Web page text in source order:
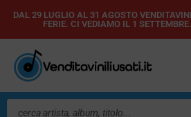
Vai
contenuto
DAL 29 LUGLIO AL 31 AGOSTO
FERIE. CI VEDIAMO IL 1
Ricerca